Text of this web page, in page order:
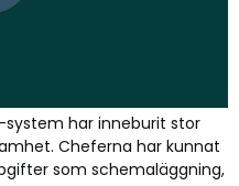
antal större och mindre
har inneburit stor
Cheferna har kunnat
som schemaläggning,